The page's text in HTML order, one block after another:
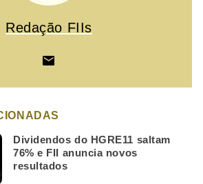
Redação FIIs
Dividendos do HGRE11 saltam
76% e FII anuncia novos
resultados